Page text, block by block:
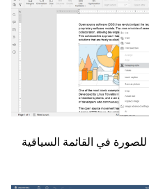
للصورة في القائمة السياقية